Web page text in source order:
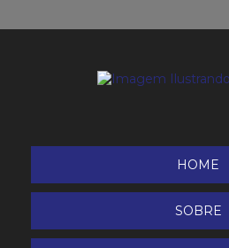
inversora de Solda 250 A
Locação Conjunto de Solda
Máquina de Corte Plasma
HOME
SOBRE